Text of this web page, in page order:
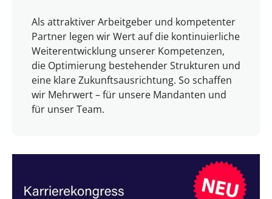
Als attraktiver Arbeitgeber und kompetenter
Partner legen wir Wert auf die kontinuierliche
Weiterentwicklung unserer Kompetenzen,
die Optimierung bestehender Strukturen und
eine klare Zukunftsausrichtung. So schaffen
wir Mehrwert – für unsere Mandanten und
für unser Team.